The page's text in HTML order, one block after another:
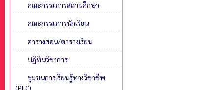
คณะกรรมการสถานศึกษา
คณะกรรมการนักเรียน
ตารางสอน/ตารางเรียน
ปฏิทินวิชาการ
ชุมชนการเรียนรู้ทางวิชาชีพ
(PLC)